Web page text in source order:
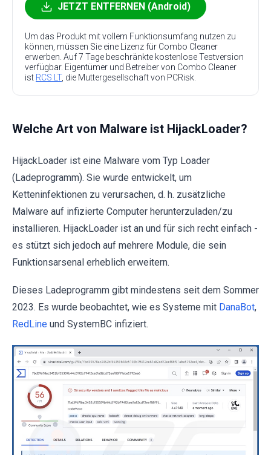
JETZT ENTFERNEN (Android)
Um das Produkt mit vollem Funktionsumfang nutzen zu
können, müssen Sie eine Lizenz für Combo Cleaner
erwerben. Auf 7 Tage beschränkte kostenlose Testversion
verfügbar. Eigentümer und Betreiber von Combo Cleaner
ist RCS LT, die Muttergesellschaft von PCRisk.
Welche Art von Malware ist HijackLoader?
HijackLoader ist eine Malware vom Typ Loader
(Ladeprogramm). Sie wurde entwickelt, um
Ketteninfektionen zu verursachen, d. h. zusätzliche
Malware auf infizierte Computer herunterzuladen/zu
installieren. HijackLoader ist an und für sich recht einfach -
es stützt sich jedoch auf mehrere Module, die sein
Funktionsarsenal erheblich erweitern.
Dieses Ladeprogramm gibt mindestens seit dem Sommer
2023. Es wurde beobachtet, wie es Systeme mit DanaBot,
RedLine und SystemBC infiziert.